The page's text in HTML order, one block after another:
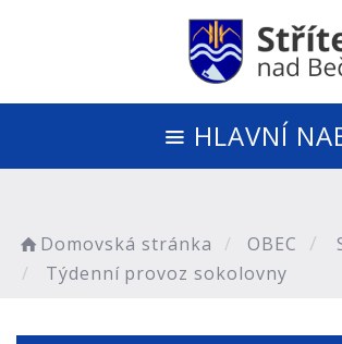
HLAVNÍ
Domovská stránka OBEC
Týdenní provoz sokolovny